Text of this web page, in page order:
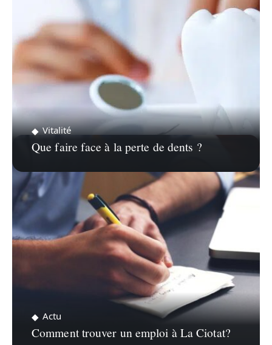
Vitalité
Que faire face à la perte de dents ?
Actu
Comment trouver un emploi à La Ciotat?